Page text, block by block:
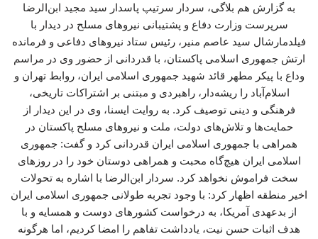
به گزارش هم بلاگی، سردار سرتیپ پاسدار سید مجید ابن‌الرضا
سرپرست وزارت دفاع و پشتیبانی نیروهای مسلح در دیدار با
فیلدمارشال سید عاصم منیر، رئیس ستاد نیروهای دفاعی و فرمانده
ارتش جمهوری اسلامی پاکستان، با قدردانی از حضور وی در مراسم
وداع با پیکر مطهر قائد شهید جمهوری اسلامی ایران، روابط تهران و
اسلام‌آباد را ریشه‌دار، راهبردی و مبتنی بر اشتراکات تاریخی،
فرهنگی و دینی توصیف کرد. به روایت ایسنا، وی در این دیدار از
حمایت‌ها و تلاش‌های دولت، ملت و نیروهای مسلح پاکستان در
همراهی با جمهوری اسلامی ایران قدردانی کرد و گفت: جمهوری
اسلامی ایران هیچ‌گاه محبت و همراهی دوستان خود را در روزهای
سخت فراموش نخواهد کرد. سردار ابن‌الرضا با اشاره به تحولات
اخیر منطقه اظهار کرد: با وجود تجربه طولانی جمهوری اسلامی ایران
از بدعهدی آمریکا، به درخواست کشورهای دوست و همسایه و با
هدف اثبات حسن نیت، یادداشت تفاهم را امضا کردیم، اما هرگونه